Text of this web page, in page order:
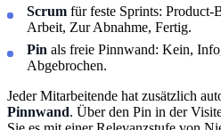
Scrum für feste Sprints:
Arbeit, Zur Abnahme, Fertig.
Pin als freie Pinnwand: Kein,
Abgebrochen.
Jeder Mitarbeitende hat zusätzlich
Pinnwand. Über den Pin in der